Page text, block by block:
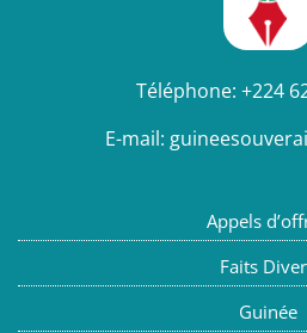
Téléphone: +224
E-mail:
Appels
Faits
Guinée